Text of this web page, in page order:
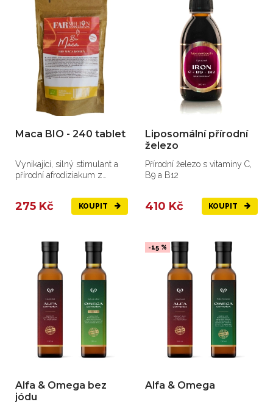
Maca BIO - 240 tablet
Vynikající, silný stimulant a
přírodní afrodiziakum z
275 Kč KOUPIT
Liposomální přírodní
železo
Přírodní železo s vitamíny C,
B9 a B12
410 Kč KOUPIT
Alfa & Omega bez
jódu
-15 %
Alfa & Omega